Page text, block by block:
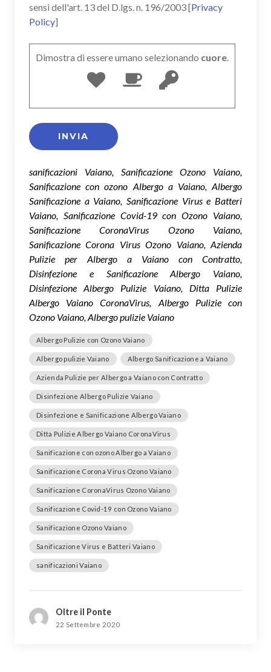
sensi dell'art. 13 del D.lgs. n. 196/2003 [Privacy
Policy]
Dimostra di essere umano selezionando cuore.
sanificazioni Vaiano, Sanificazione Ozono Vaiano,
Sanificazione con ozono Albergo a Vaiano, Albergo
Sanificazione a Vaiano, Sanificazione Virus e Batteri
Vaiano, Sanificazione Covid-19 con Ozono Vaiano,
Sanificazione CoronaVirus Ozono Vaiano,
Sanificazione Corona Virus Ozono Vaiano, Azienda
Pulizie per Albergo a Vaiano con Contratto,
Disinfezione e Sanificazione Albergo Vaiano,
Disinfezione Albergo Pulizie Vaiano, Ditta Pulizie
Albergo Vaiano CoronaVirus, Albergo Pulizie con
Ozono Vaiano, Albergo pulizie Vaiano
Albergo Pulizie con Ozono Vaiano
Albergo pulizie Vaiano Albergo Sanificazione a Vaiano
Azienda Pulizie per Albergo a Vaiano con Contratto
Disinfezione Albergo Pulizie Vaiano
Disinfezione e Sanificazione Albergo Vaiano
Ditta Pulizie Albergo Vaiano CoronaVirus
Sanificazione con ozono Albergo a Vaiano
Sanificazione Corona Virus Ozono Vaiano
Sanificazione CoronaVirus Ozono Vaiano
Sanificazione Covid-19 con Ozono Vaiano
Sanificazione Ozono Vaiano
Sanificazione Virus e Batteri Vaiano
sanificazioni Vaiano
Oltre il Ponte
22 Settembre 2020